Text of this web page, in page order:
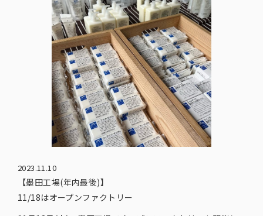
2023.11.10
【墨田工場(年内最後)】
11/18はオープンファクトリー